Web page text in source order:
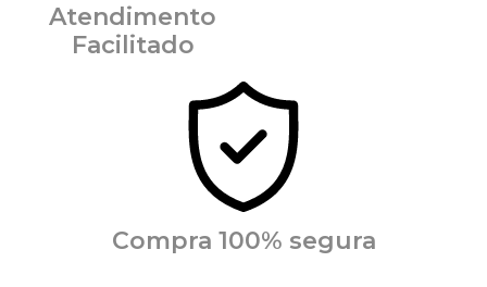
Atendimento
Facilitado
Compra 100% segura